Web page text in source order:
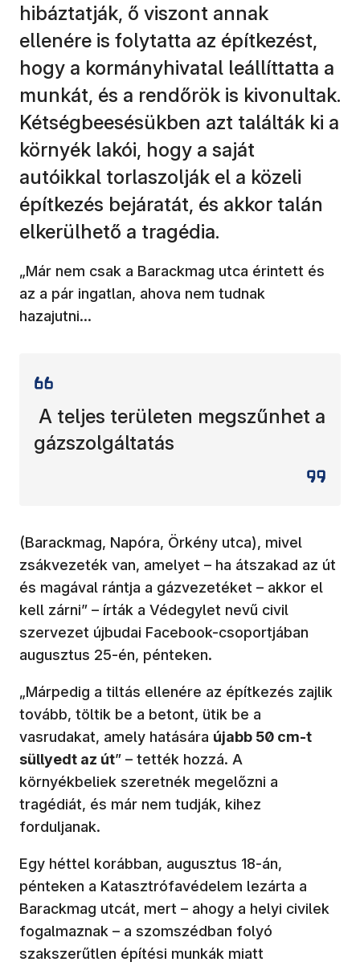
hibáztatják, ő viszont annak
ellenére is folytatta az építkezést,
hogy a kormányhivatal leállíttatta a
munkát, és a rendőrök is kivonultak.
Kétségbeesésükben azt találták ki a
környék lakói, hogy a saját
autóikkal torlaszolják el a közeli
építkezés bejáratát, és akkor talán
elkerülhető a tragédia.
„Már nem csak a Barackmag utca érintett és
az a pár ingatlan, ahova nem tudnak
hazajutni...
A teljes területen megszűnhet a
gázszolgáltatás
(Barackmag, Napóra, Örkény utca), mivel
zsákvezeték van, amelyet – ha átszakad az út
és magával rántja a gázvezetéket – akkor el
kell zárni” – írták a Védegylet nevű civil
szervezet újbudai Facebook-csoportjában
augusztus 25-én, pénteken.
„Márpedig a tiltás ellenére az építkezés zajlik
tovább, töltik be a betont, ütik be a
vasrudakat, amely hatására újabb 50 cm-t
süllyedt az út” – tették hozzá. A
környékbeliek szeretnék megelőzni a
tragédiát, és már nem tudják, kihez
forduljanak.
Egy héttel korábban, augusztus 18-án,
pénteken a Katasztrófavédelem lezárta a
Barackmag utcát, mert – ahogy a helyi civilek
fogalmaznak – a szomszédban folyó
szakszerűtlen építési munkák miatt